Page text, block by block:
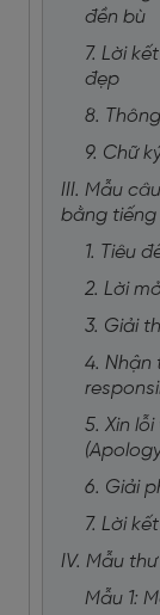
đền bù
7. Lời
đẹp
8.
9. Chữ
III. Mẫu
bằng tiếng
1. Tiêu
2. Lời
3. Giải
4. Nhận
5. Xin
6. Giải
7. Lời
IV. Mẫu
Mẫu 1: